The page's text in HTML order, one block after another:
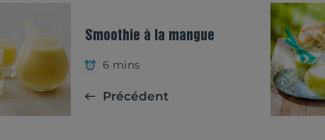
Smoothie à la mangue
6 mins
Précédent